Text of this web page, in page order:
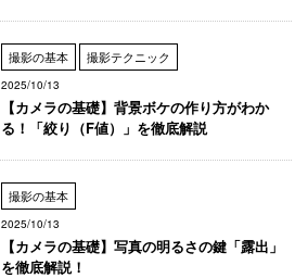
撮影の基本 撮影テクニック
2025/10/13
【カメラの基礎】背景ボケの作り方がわか
る！「絞り（F値）」を徹底解説
撮影の基本
2025/10/13
【カメラの基礎】写真の明るさの鍵「露出」
を徹底解説！